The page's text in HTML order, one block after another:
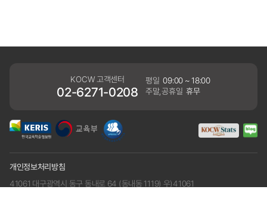
KOCW 고객센터
02-6271-0208
평일 09:00 ~ 18:00
주말,공휴일 휴무
개인정보처리방침
41061 대구광역시 동구 동내로 64 (동내동 1119) 우)41061